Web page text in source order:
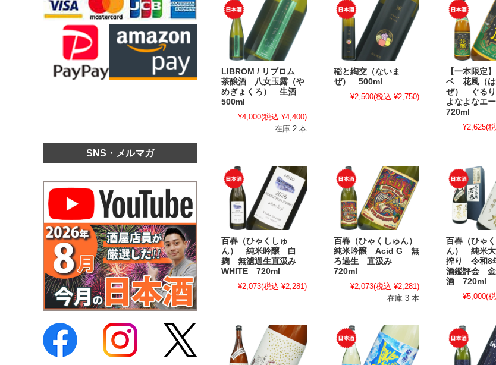
LIBROM / リブロム
茶醸酒 八女玉露（や
めぎょくろ） 生酒
500ml
¥4,000(税込 ¥4,400)
在庫 2 本
稲と綯交（ないま
ぜ） 500ml
¥2,500(税込 ¥2,750)
【一本限定
ベ 花風（は
ぜ） ぐる
よなよなエ
720ml
¥2,625(
百春（ひゃくしゅ
ん） 純米吟醸 白
麹 無濾過生直汲み
WHITE 720ml
¥2,073(税込 ¥2,281)
百春（ひゃくしゅん）
純米吟醸 Acid G 無
ろ過生 直汲み
720ml
¥2,073(税込 ¥2,281)
在庫 3 本
百春（ひゃ
ん） 純米
搾り 令和8
酒鑑評会 金
酒 720ml
¥5,000(
SNS・メルマガ